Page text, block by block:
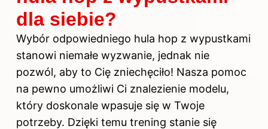
dla siebie?
Wybór odpowiedniego hula hop z wypustkami
stanowi niemałe wyzwanie, jednak nie
pozwól, aby to Cię zniechęciło! Nasza pomoc
na pewno umożliwi Ci znalezienie modelu,
który doskonale wpasuje się w Twoje
potrzeby. Dzięki temu trening stanie się